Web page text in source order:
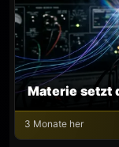
Materie setzt
3 Monate her